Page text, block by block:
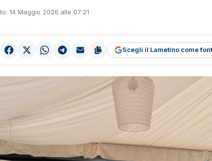
14 Maggio 2026 alle 07:21
Scegli il Lametino come